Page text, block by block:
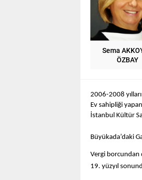
Sema
ÖZBAY
2006-2008
Ev sahipliği
İstanbul Kültür
Büyükada’daki
Vergi borcundan
19. yüzyıl